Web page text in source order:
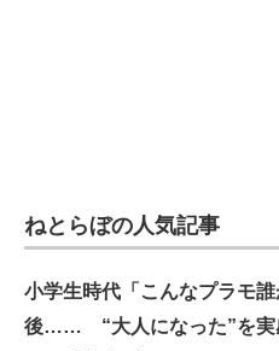
ねとらぼの人気記事
小学生時代「こんなプラモ
後…… “大人になった”を実